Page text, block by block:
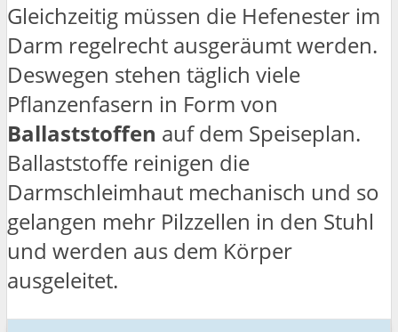
Gleichzeitig müssen die Hefenester im
Darm regelrecht ausgeräumt werden.
Deswegen stehen täglich viele
Pflanzenfasern in Form von
Ballaststoffen auf dem Speiseplan.
Ballaststoffe reinigen die
Darmschleimhaut mechanisch und so
gelangen mehr Pilzzellen in den Stuhl
und werden aus dem Körper
ausgeleitet.